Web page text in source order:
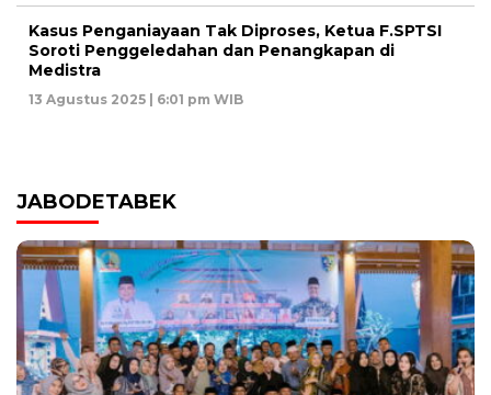
Kasus Penganiayaan Tak Diproses, Ketua F.SPTSI
Soroti Penggeledahan dan Penangkapan di
Medistra
13 Agustus 2025 | 6:01 pm WIB
JABODETABEK